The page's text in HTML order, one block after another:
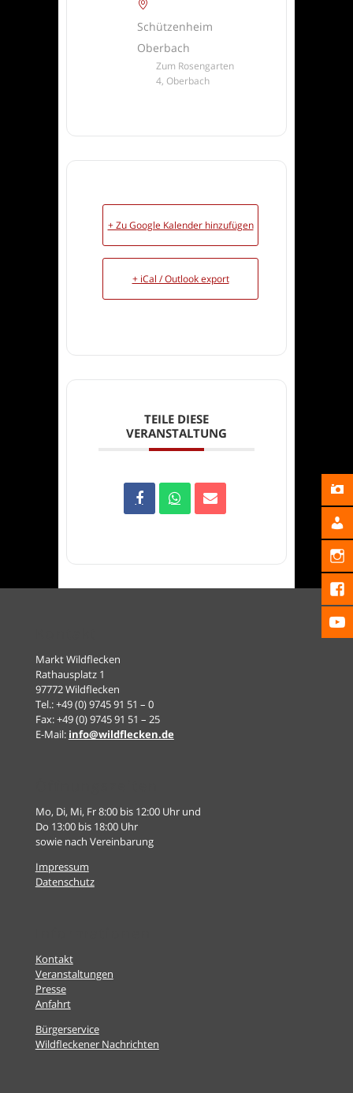
Schützenheim
Oberbach
Zum Rosengarten
4, Oberbach
+ Zu Google Kalender hinzufügen
+ iCal / Outlook export
TEILE DIESE
VERANSTALTUNG
Markt Wildflecken
Rathausplatz 1
97772 Wildflecken
Tel.: +49 (0) 9745 91 51 – 0
Fax: +49 (0) 9745 91 51 – 25
E-Mail: info@wildflecken.de
Mo, Di, Mi, Fr 8:00 bis 12:00 Uhr und
Do 13:00 bis 18:00 Uhr
sowie nach Vereinbarung
Impressum
Datenschutz
Kontakt
Veranstaltungen
Presse
Anfahrt
Bürgerservice
Wildfleckener Nachrichten